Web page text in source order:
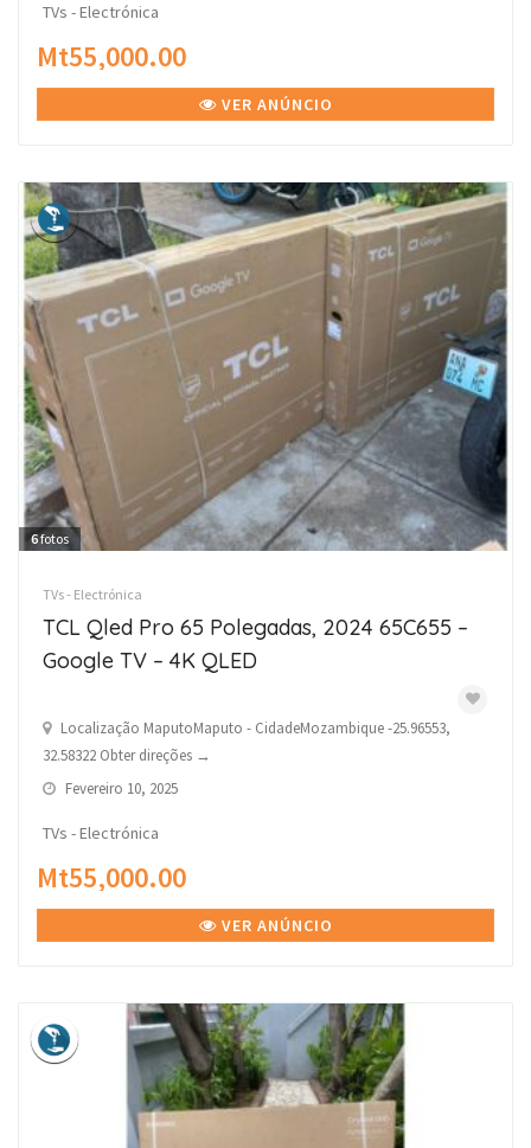
TVs - Electrónica
Mt55,000.00
VER ANÚNCIO
6fotos
TVs - Electrónica
TCL Qled Pro 65 Polegadas, 2024 65C655 –
Google TV – 4K QLED
Localização MaputoMaputo - CidadeMozambique -25.96553,
32.58322 Obter direções →
Fevereiro 10, 2025
TVs - Electrónica
Mt55,000.00
VER ANÚNCIO